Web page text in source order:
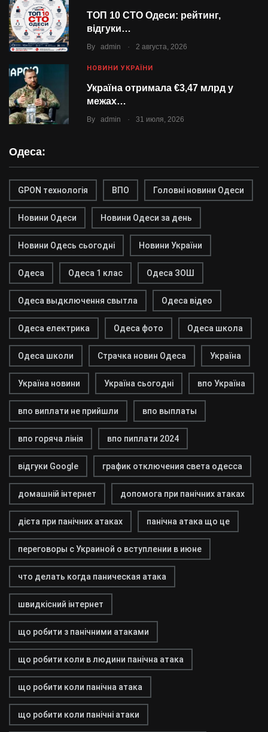
ТОП 10 СТО Одеси: рейтинг,
відгуки…
By admin . 2 августа, 2026
НОВИНИ УКРАЇНИ
Україна отримала €3,47 млрд у
межах…
By admin . 31 июля, 2026
Одеса:
GPON технологія ВПО Головні новини Одеси
Новини Одеси Новини Одеси за день
Новини Одесь сьогодні Новини України
Одеса Одеса 1 клас Одеса ЗОШ
Одеса выдключення свытла Одеса відео
Одеса електрика Одеса фото Одеса школа
Одеса школи Страчка новин Одеса Україна
Україна новини Україна сьогодні впо Україна
впо виплати не прийшли впо выплаты
впо горяча лінія впо пиплати 2024
відгуки Google график отключения света одесса
домашній інтернет допомога при панічних атаках
дієта при панічних атаках панічна атака що це
переговоры с Украиной о вступлении в июне
что делать когда паническая атака
швидкісний інтернет
що робити з панічними атаками
що робити коли в людини панічна атака
що робити коли панічна атака
що робити коли панічні атаки